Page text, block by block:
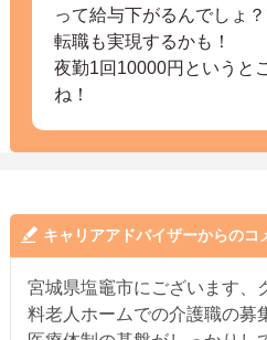
って給与下がるんでしょ
転職も実現するかも！
夜勤1回10000円というと
ね！
キャリアアドバイザーからのコ
宮城県塩竈市にございます、
料老人ホームでの介護職の募